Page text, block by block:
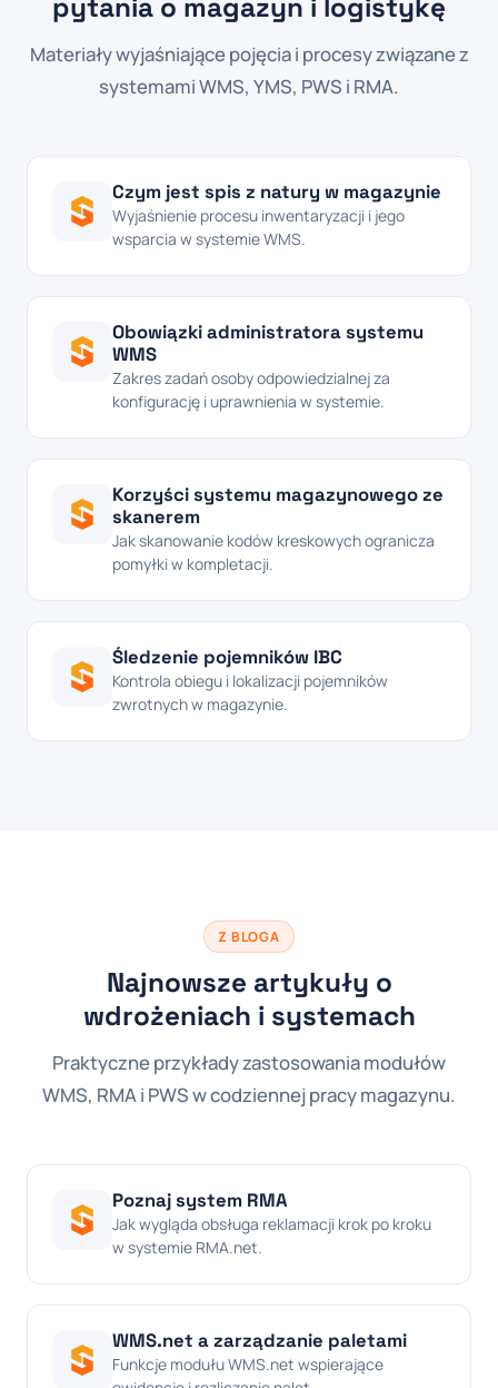
pytania o magazyn i logistykę
Materiały wyjaśniające pojęcia i procesy związane z
systemami WMS, YMS, PWS i RMA.
Czym jest spis z natury w magazynie
Wyjaśnienie procesu inwentaryzacji i jego
wsparcia w systemie WMS.
Obowiązki administratora systemu
WMS
Zakres zadań osoby odpowiedzialnej za
konfigurację i uprawnienia w systemie.
Korzyści systemu magazynowego ze
skanerem
Jak skanowanie kodów kreskowych ogranicza
pomyłki w kompletacji.
Śledzenie pojemników IBC
Kontrola obiegu i lokalizacji pojemników
zwrotnych w magazynie.
Z BLOGA
Najnowsze artykuły o
wdrożeniach i systemach
Praktyczne przykłady zastosowania modułów
WMS, RMA i PWS w codziennej pracy magazynu.
Poznaj system RMA
Jak wygląda obsługa reklamacji krok po kroku
w systemie RMA.net.
WMS.net a zarządzanie paletami
Funkcje modułu WMS.net wspierające